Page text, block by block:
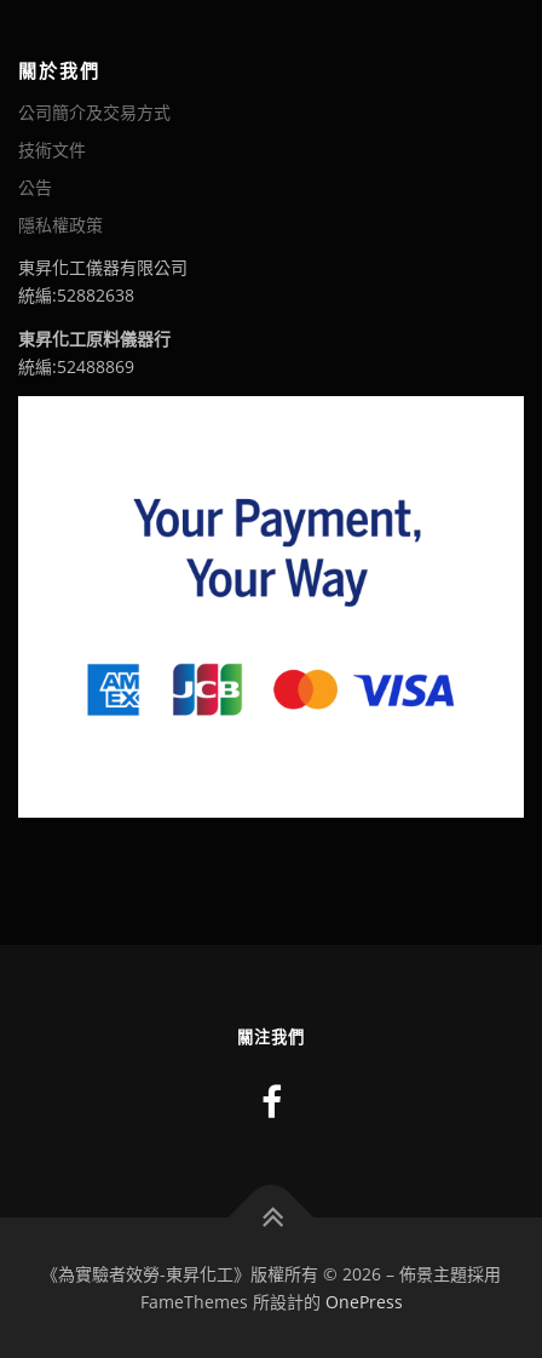
關於我們
公司簡介及交易方式
技術文件
公告
隱私權政策
東昇化工儀器有限公司
統編:52882638
東昇化工原料儀器行
統編:52488869
關注我們
《為實驗者效勞-東昇化工》版權所有 © 2026 – 佈景主題採用
FameThemes 所設計的 OnePress